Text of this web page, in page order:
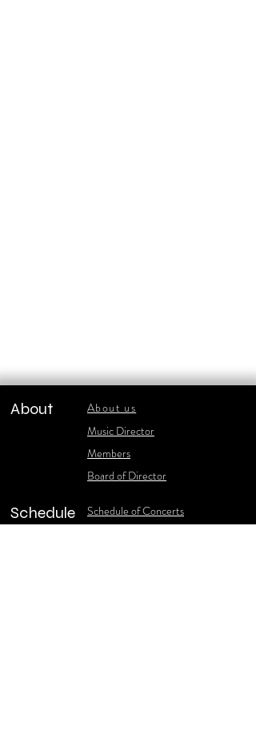
About
About us
​Music Director
​Members
Board of Director
Schedule
Schedule of Concerts